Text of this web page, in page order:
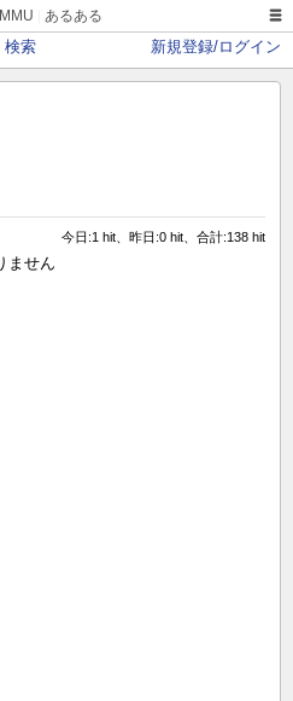
あるある
検索 新規登録/ログイン
今日:1 hit、昨日:0 hit、合計:138 hit
ません